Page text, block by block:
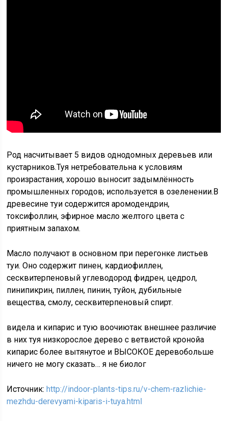
Род насчитывает 5 видов однодомных деревьев или
кустарников.Туя нетребовательна к условиям
произрастания, хорошо выносит задымлённость
промышленных городов; используется в озеленении.В
древесине туи содержится аромодендрин,
токсифоллин, эфирное масло желтого цвета с
приятным запахом.
Масло получают в основном при перегонке листьев
туи. Оно содержит пинен, кардиофиллен,
сесквитерпеновый углеводород фидрен, цедрол,
пинипикрин, пиллен, пинин, туйон, дубильные
вещества, смолу, сесквитерпеновый спирт.
видела и кипарис и тую воочиютак внешнее различие
в них туя низкорослое дерево с ветвистой кронойа
кипарис более вытянутое и ВЫСОКОЕ деревобольше
ничего не могу сказать… я не биолог
Источник:http://indoor-plants-tips.ru/v-chem-razlichie-
mezhdu-derevyami-kiparis-i-tuya.html